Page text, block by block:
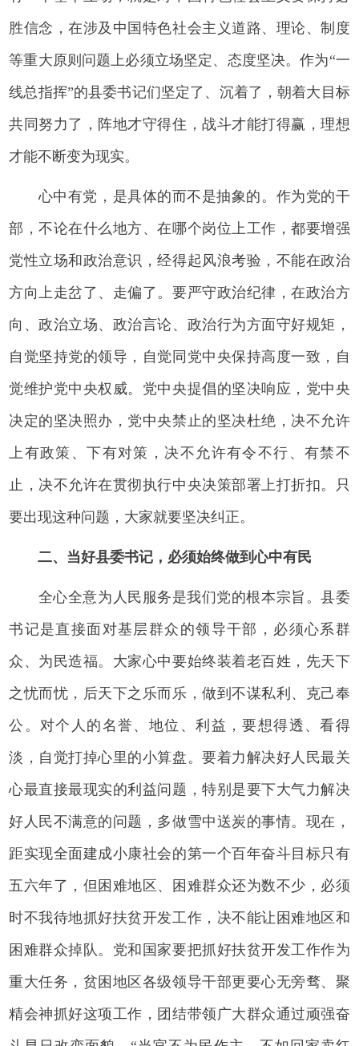
胜信念，在涉及中国特色社会主义道路、理论、制度
等重大原则问题上必须立场坚定、态度坚决。作为“一
线总指挥”的县委书记们坚定了、沉着了，朝着大目标
共同努力了，阵地才守得住，战斗才能打得赢，理想
才能不断变为现实。
心中有党，是具体的而不是抽象的。作为党的干
部，不论在什么地方、在哪个岗位上工作，都要增强
党性立场和政治意识，经得起风浪考验，不能在政治
方向上走岔了、走偏了。要严守政治纪律，在政治方
向、政治立场、政治言论、政治行为方面守好规矩，
自觉坚持党的领导，自觉同党中央保持高度一致，自
觉维护党中央权威。党中央提倡的坚决响应，党中央
决定的坚决照办，党中央禁止的坚决杜绝，决不允许
上有政策、下有对策，决不允许有令不行、有禁不
止，决不允许在贯彻执行中央决策部署上打折扣。只
要出现这种问题，大家就要坚决纠正。
二、当好县委书记，必须始终做到心中有民
全心全意为人民服务是我们党的根本宗旨。县委
书记是直接面对基层群众的领导干部，必须心系群
众、为民造福。大家心中要始终装着老百姓，先天下
之忧而忧，后天下之乐而乐，做到不谋私利、克己奉
公。对个人的名誉、地位、利益，要想得透、看得
淡，自觉打掉心里的小算盘。要着力解决好人民最关
心最直接最现实的利益问题，特别是要下大气力解决
好人民不满意的问题，多做雪中送炭的事情。现在，
距实现全面建成小康社会的第一个百年奋斗目标只有
五六年了，但困难地区、困难群众还为数不少，必须
时不我待地抓好扶贫开发工作，决不能让困难地区和
困难群众掉队。党和国家要把抓好扶贫开发工作作为
重大任务，贫困地区各级领导干部更要心无旁骛、聚
精会神抓好这项工作，团结带领广大群众通过顽强奋